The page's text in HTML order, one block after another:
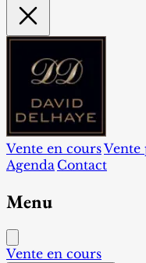
Vente en coursVente
Agenda Contact
Menu
Vente en cours